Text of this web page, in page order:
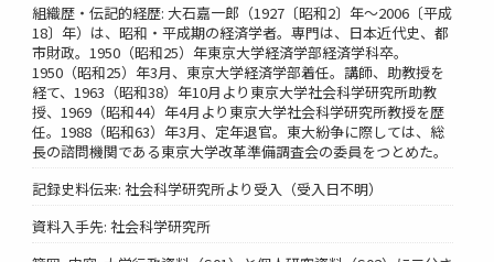
組織歴・伝記的経歴: 大石嘉一郎（1927〔昭和2〕年～2006〔平成
18〕年）は、昭和・平成期の経済学者。専門は、日本近代史、都
市財政。1950（昭和25）年東京大学経済学部経済学科卒。
1950（昭和25）年3月、東京大学経済学部着任。講師、助教授を
経て、1963（昭和38）年10月より東京大学社会科学研究所助教
授、1969（昭和44）年4月より東京大学社会科学研究所教授を歴
任。1988（昭和63）年3月、定年退官。東大紛争に際しては、総
長の諮問機関である東京大学改革準備調査会の委員をつとめた。
記録史料伝来: 社会科学研究所より受入（受入日不明）
資料入手先: 社会科学研究所